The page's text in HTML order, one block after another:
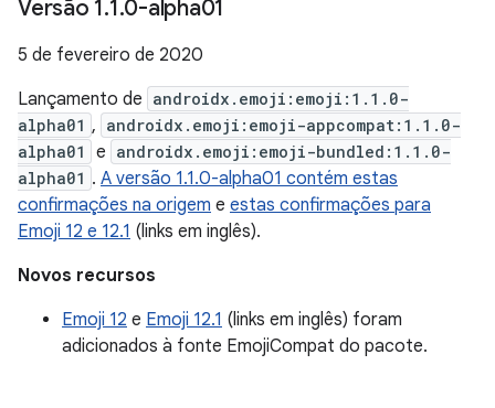
Versão 1.1.0-alpha01
5 de fevereiro de 2020
Lançamento de androidx.emoji:emoji:1.1.0-
alpha01 , androidx.emoji:emoji-appcompat:1.1.0-
alpha01
e androidx.emoji:emoji-bundled:1.1.0-
alpha01 . A versão 1.1.0-alpha01 contém estas
confirmações na origem e estas confirmações para
Emoji 12 e 12.1 (links em inglês).
Novos recursos
Emoji 12 e Emoji 12.1 (links em inglês) foram
adicionados à fonte EmojiCompat do pacote.